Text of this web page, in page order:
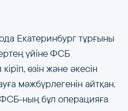
Екатеринбург тұрғыны
үйіне ФСБ
өзін және әкесін
мәжбүрлегенін айтқан.
ның бұл операцияға